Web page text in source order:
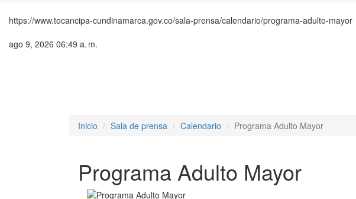
https://www.tocancipa-cundinamarca.gov.co/sala-prensa/calendario/programa-adulto-mayor
ago 9, 2026 06:49 a. m.
Inicio Sala de prensa Calendario Programa Adulto Mayor
Programa Adulto Mayor